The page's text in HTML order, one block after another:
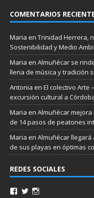
COMENTARIOS
Maria en Trinidad Herrera,
Sostenibilidad y Medio
Maria en Almuñécar se
llena de música y tradición
Antonia en El colectivo Arte
excursión cultural a
Maria en Almuñécar
de 14 pasos de peatones
Maria en Almuñécar llegará
de sus playas en óptimas
REDES SOCIALES